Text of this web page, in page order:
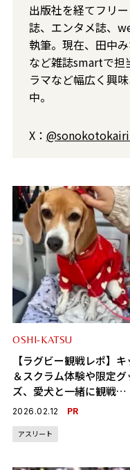
出版社を経てフリ
誌、エンタメ誌、
執筆。現在、田中
など雑誌smartで担
ラマなど幅広く興
中。
X：
OSHI-KATSU
【ラグビー観戦レポ】キ
＆スクラム体験や限定グ
ズ、愛犬と一緒に観戦
も!?……想像以上に「至れ
2026.02.12 PR
アスリート